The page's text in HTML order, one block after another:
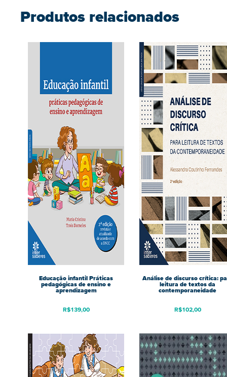
Produtos relacionados
Educação infantil Práticas
pedagógicas de ensino e
aprendizagem
R$139,00
Análise de discurso crítica:
leitura de textos da
contemporaneidade
R$102,00